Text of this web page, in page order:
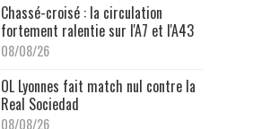
Chassé-croisé : la circulation
fortement ralentie sur l'A7 et l'A43
08/08/26
OL Lyonnes fait match nul contre la
Real Sociedad
08/08/26